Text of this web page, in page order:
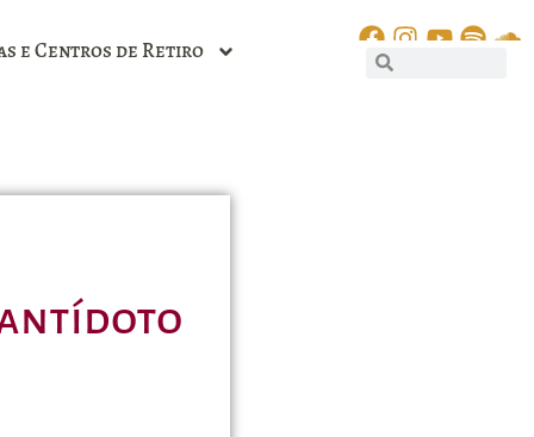
e Centros de Retiro
antídoto